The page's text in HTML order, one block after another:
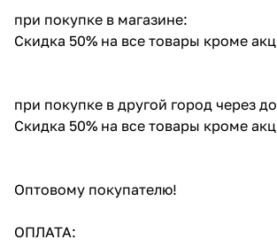
при покупке в магазине:
Скидка 50% на все товары кроме
при покупке в другой город через
Скидка 50% на все товары кроме
Оптовому покупателю!
ОПЛАТА: